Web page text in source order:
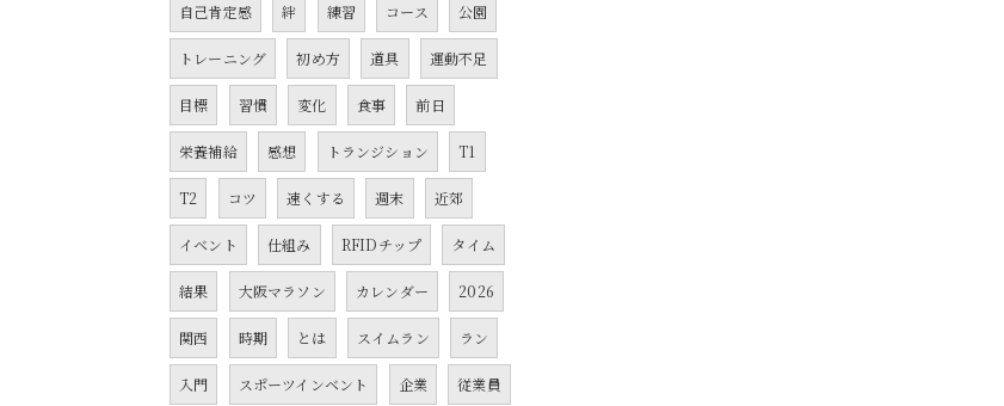
自己肯定感 絆 練習 コース 公園
トレーニング 初め方 道具 運動不足
目標 習慣 変化 食事 前日
栄養補給 感想 トランジション T1
T2 コツ 速くする 週末 近郊
イベント 仕組み RFIDチップ タイム
結果 大阪マラソン カレンダー 2026
関西 時期 とは スイムラン ラン
入門 スポーツインベント 企業 従業員